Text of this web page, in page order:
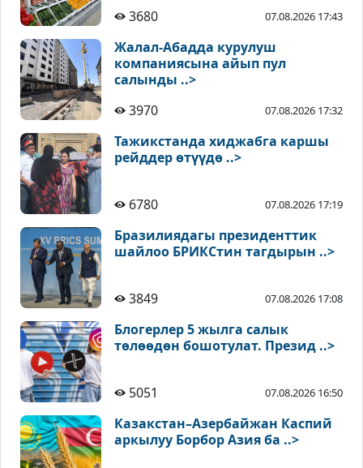
3680 07.08.2026 17:43
Жалал-Абадда курулуш
компаниясына айып пул
салынды ..>
3970
07.08.2026 17:32
Тажикстанда хиджабга каршы
рейддер өтүүдө ..>
6780 07.08.2026 17:19
Бразилиядагы президенттик
шайлоо БРИКСтин тагдырын ..>
3849 07.08.2026 17:08
Блогерлер 5 жылга салык
төлөөдөн бошотулат. Презид ..>
5051 07.08.2026 16:50
Казакстан–Азербайжан Каспий
аркылуу Борбор Азия ба ..>